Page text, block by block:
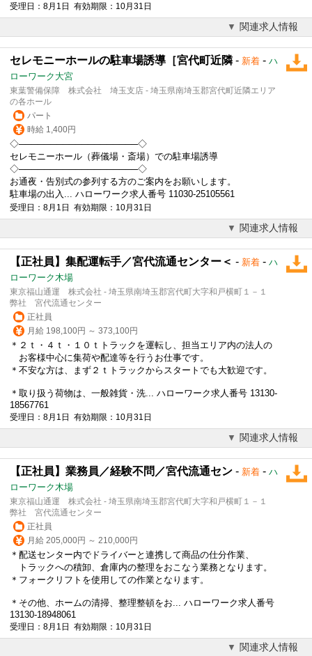
受理日：8月1日 有効期限：10月31日
関連求人情報
セレモニーホールの駐車場誘導［宮代町近隣 - 新着 - ハ
ローワーク大宮
東葉警備保障 株式会社 埼玉支店 - 埼玉県南埼玉郡宮代町近隣エリア
の各ホール
パート
時給 1,400円
◇───────────────────◇
セレモニーホール（葬儀場・斎場）での駐車場誘導
◇───────────────────◇
お通夜・告別式の参列する方のご案内をお願いします。
駐車場の出入... ハローワーク求人番号 11030-25105561
受理日：8月1日 有効期限：10月31日
関連求人情報
【正社員】集配運転手／宮代流通センター＜ - 新着 - ハ
ローワーク木場
東京福山通運 株式会社 - 埼玉県南埼玉郡宮代町大字和戸横町１－１
弊社 宮代流通センター
正社員
月給 198,100円 ～ 373,100円
＊２ｔ・４ｔ・１０ｔトラックを運転し、担当エリア内の法人の
お客様中心に集荷や配達等を行うお仕事です。
＊不安な方は、まず２ｔトラックからスタートでも大歓迎です。
＊取り扱う荷物は、一般雑貨・洗... ハローワーク求人番号 13130-
18567761
受理日：8月1日 有効期限：10月31日
関連求人情報
【正社員】業務員／経験不問／宮代流通セン - 新着 - ハ
ローワーク木場
東京福山通運 株式会社 - 埼玉県南埼玉郡宮代町大字和戸横町１－１
弊社 宮代流通センター
正社員
月給 205,000円 ～ 210,000円
＊配送センター内でドライバーと連携して商品の仕分作業、
トラックへの積卸、倉庫内の整理をおこなう業務となります。
＊フォークリフトを使用しての作業となります。
＊その他、ホームの清掃、整理整頓をお... ハローワーク求人番号
13130-18948061
受理日：8月1日 有効期限：10月31日
関連求人情報